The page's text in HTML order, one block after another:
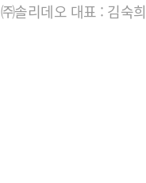
㈜솔리데오 대표 : 김숙희